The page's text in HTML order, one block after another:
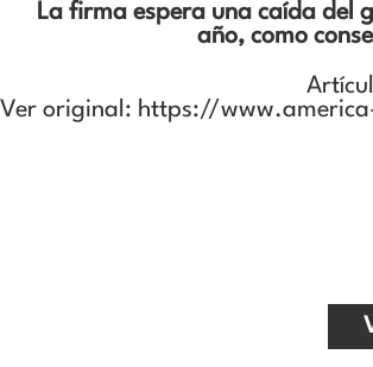
La firma espera una caída del
año, como
Ver original: https://